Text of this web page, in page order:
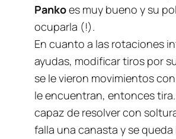
Pankoes muy bueno y su
ocuparla (!).
En cuanto a las rotaciones
ayudas, modificar tiros por
se le vieron movimientos
le encuentran, entonces tira.
capaz de resolver con
falla una canasta y se